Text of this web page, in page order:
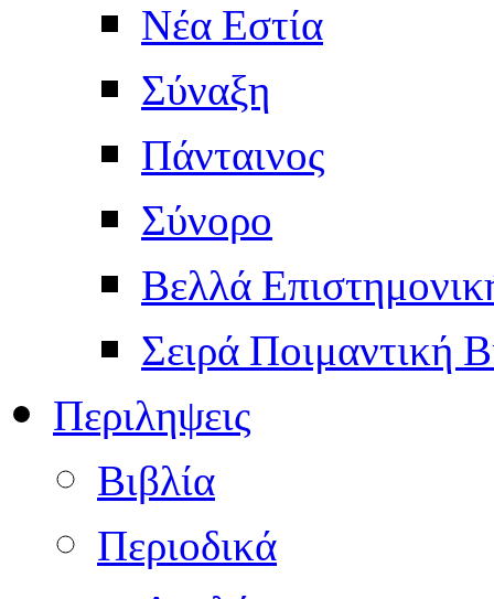
Νέα Εστία
Σύναξη
Πάνταινος
Σύνορο
Βελλά
Σειρά Ποιμαντική
Περιληψεις
Βιβλία
Περιοδικά